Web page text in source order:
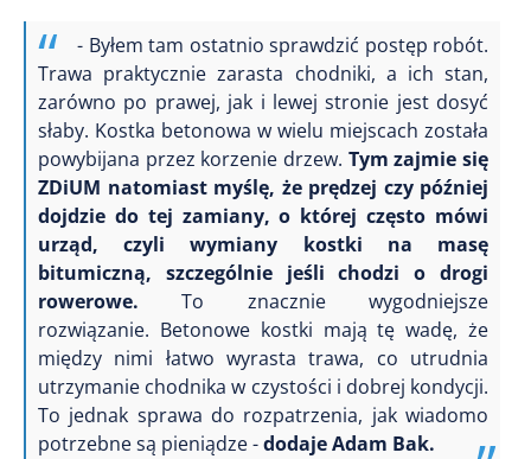
- Byłem tam ostatnio sprawdzić postęp robót.
Trawa praktycznie zarasta chodniki, a ich stan,
zarówno po prawej, jak i lewej stronie jest dosyć
słaby. Kostka betonowa w wielu miejscach została
powybijana przez korzenie drzew. Tym zajmie się
ZDiUM natomiast myślę, że prędzej czy później
dojdzie do tej zamiany, o której często mówi
urząd, czyli wymiany kostki na masę
bitumiczną, szczególnie jeśli chodzi o drogi
rowerowe. To znacznie wygodniejsze
rozwiązanie. Betonowe kostki mają tę wadę, że
między nimi łatwo wyrasta trawa, co utrudnia
utrzymanie chodnika w czystości i dobrej kondycji.
To jednak sprawa do rozpatrzenia, jak wiadomo
potrzebne są pieniądze -dodaje Adam Bak.